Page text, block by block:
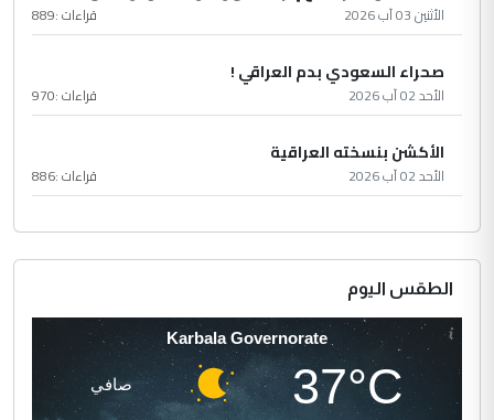
الأثنين 03 آب 2026 قراءات :889
صحراء السعودي بدم العراقي !
الأحد 02 آب 2026 قراءات :970
الأكشن بنسخته العراقية
الأحد 02 آب 2026 قراءات :886
الطقس اليوم
Karbala Governorate
37°C صافي